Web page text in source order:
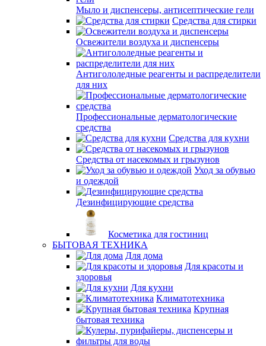
Мыло и диспенсеры, антисептические гели
Средства для стирки
Освежители воздуха и диспенсеры
Антигололедные реагенты и распределители
для них
Профессиональные дерматологические
средства
Средства для кухни
Средства от насекомых и грызунов
Уход за обувью
и одеждой
Дезинфицирующие средства
Косметика для гостиниц
БЫТОВАЯ ТЕХНИКА
Для дома
Для красоты и
здоровья
Для кухни
Климатотехника
Крупная
бытовая техника